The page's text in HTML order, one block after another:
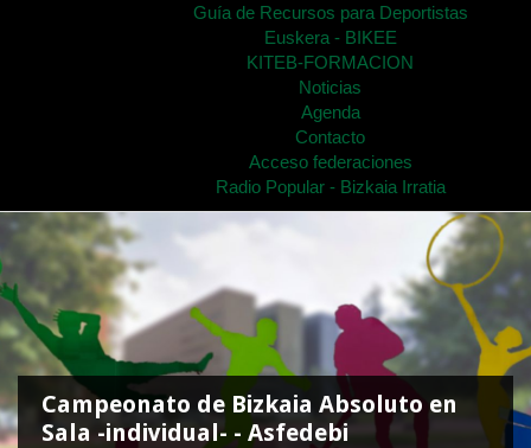
Guía de Recursos para Deportistas
Euskera - BIKEE
KITEB-FORMACION
Noticias
Agenda
Contacto
Acceso federaciones
Radio Popular - Bizkaia Irratia
Campeonato de Bizkaia Absoluto en
Sala -individual- - Asfedebi